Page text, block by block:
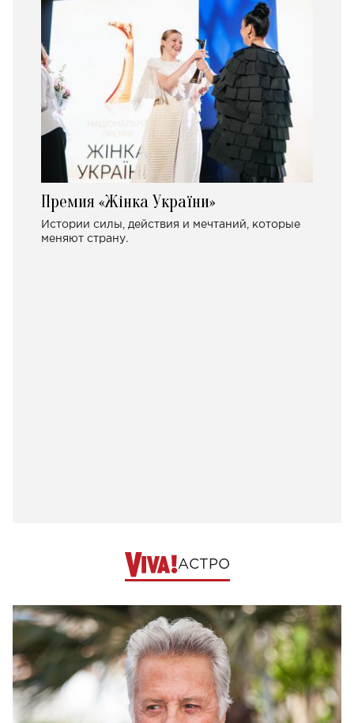
Премия «Жінка України»
Истории силы, действия и мечтаний, которые
меняют страну.
АСТРО